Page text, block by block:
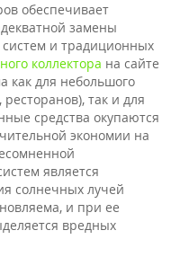
обеспечивает
замены
и традиционных
коллектора на сайте
как для небольшого
так и для
средства окупаются
экономии на
является
солнечных лучей
и при ее
вредных